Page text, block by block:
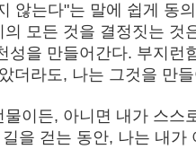
않는다"는 말에 쉽게 동
모든 것을 결정짓는
성을 만들어간다. 부지
더라도, 나는 그것을 만
이든, 아니면 내가 스
을 걷는 동안, 나는 내